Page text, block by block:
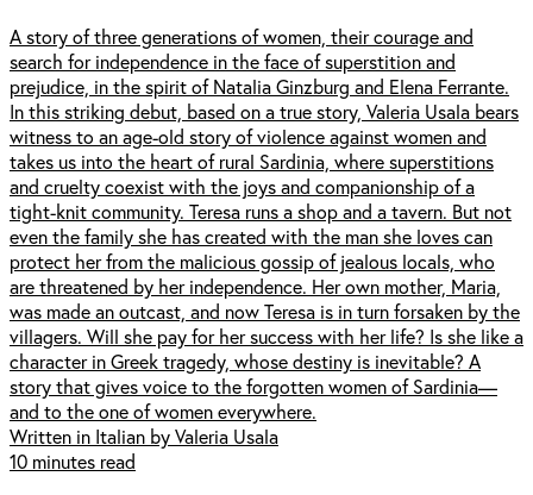
A story of three generations of women, their courage and
search for independence in the face of superstition and
prejudice, in the spirit of Natalia Ginzburg and Elena Ferrante.
In this striking debut, based on a true story, Valeria Usala bears
witness to an age-old story of violence against women and
takes us into the heart of rural Sardinia, where superstitions
and cruelty coexist with the joys and companionship of a
tight-knit community. Teresa runs a shop and a tavern. But not
even the family she has created with the man she loves can
protect her from the malicious gossip of jealous locals, who
are threatened by her independence. Her own mother, Maria,
was made an outcast, and now Teresa is in turn forsaken by the
villagers. Will she pay for her success with her life? Is she like a
character in Greek tragedy, whose destiny is inevitable? A
story that gives voice to the forgotten women of Sardinia—
and to the one of women everywhere.
Written in Italian by Valeria Usala
10 minutes read